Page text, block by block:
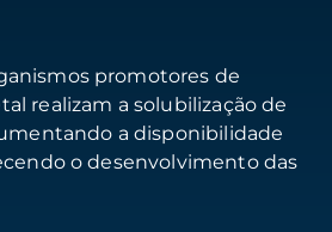
promotores de
realizam a solubilização de
a disponibilidade
o desenvolvimento das